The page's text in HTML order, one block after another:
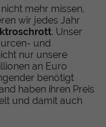
mehr missen,
wir jedes Jahr
. Unser
und
nur unsere
an Euro
benötigt
haben ihren Preis
und damit auch